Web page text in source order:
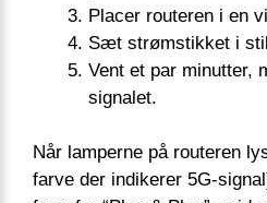
Placer routeren i en
Sæt strømstikket i
Vent et par minutter,
signalet.
Når lamperne på routeren
farve der indikerer 5G-